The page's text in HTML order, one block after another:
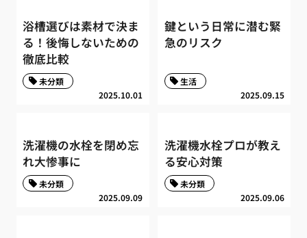
浴槽選びは素材で決ま
る！後悔しないための
徹底比較
2025.10.01
未分類
鍵という日常に潜む緊
急のリスク
2025.09.15
生活
洗濯機の水栓を閉め忘
れ大惨事に
2025.09.09
未分類
洗濯機水栓プロが教え
る安心対策
2025.09.06
未分類